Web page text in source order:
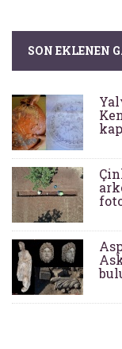
SON EKLENEN
kap